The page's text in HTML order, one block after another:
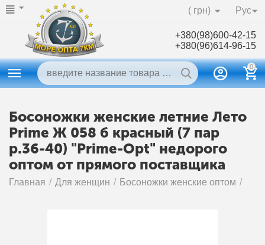
Рус
( грн)
+380(98)600-42-15
+380(96)614-96-15
0
Босоножки женские летние Лето
Prime Ж 058 б красный (7 пар
р.36-40) "Prime-Opt" недорого
оптом от прямого поставщика
Главная / Для женщин / Босоножки женские оптом /